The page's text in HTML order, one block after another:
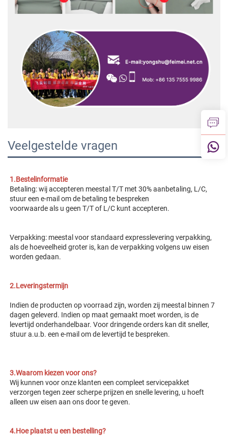
Veelgestelde vragen
1.Bestelinformatie
Betaling: wij accepteren meestal T/T met 30% aanbetaling, L/C,
stuur een e-mail om de betaling te bespreken
voorwaarde als u geen T/T of L/C kunt accepteren.
Verpakking: meestal voor standaard expresslevering verpakking,
als de hoeveelheid groter is, kan de verpakking volgens uw eisen
worden gedaan.
2.Leveringstermijn
Indien de producten op voorraad zijn, worden zij meestal binnen 7
dagen geleverd. Indien op maat gemaakt moet worden, is de
levertijd onderhandelbaar. Voor dringende orders kan dit sneller,
stuur a.u.b. een e-mail om de levertijd te bespreken.
3.Waarom kiezen voor ons?
Wij kunnen voor onze klanten een compleet servicepakket
verzorgen tegen zeer scherpe prijzen en snelle levering, u hoeft
alleen uw eisen aan ons door te geven.
4.Hoe plaatst u een bestelling?